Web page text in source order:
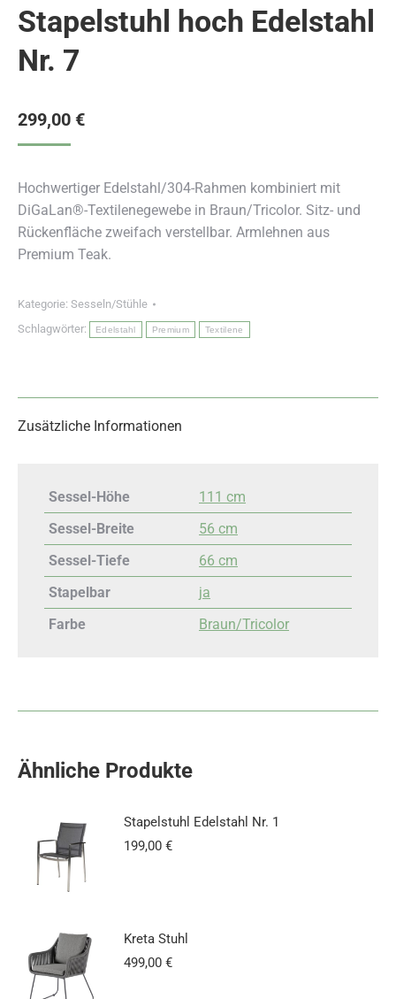
Stapelstuhl hoch Edelstahl
Nr. 7
299,00 €
Hochwertiger Edelstahl/304-Rahmen kombiniert mit
DiGaLan®-Textilenegewebe in Braun/Tricolor. Sitz- und
Rückenfläche zweifach verstellbar. Armlehnen aus
Premium Teak.
Kategorie: Sesseln/Stühle
Schlagwörter:
Edelstahl Premium Textilene
Zusätzliche Informationen
Sessel-Höhe
111 cm
Sessel-Breite
56 cm
Sessel-Tiefe
66 cm
Stapelbar
ja
Farbe
Braun/Tricolor
Ähnliche Produkte
Stapelstuhl Edelstahl Nr. 1
199,00 €
Kreta Stuhl
499,00 €